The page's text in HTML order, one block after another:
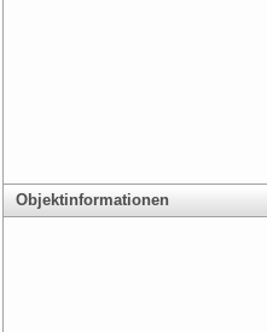
Objektinformationen